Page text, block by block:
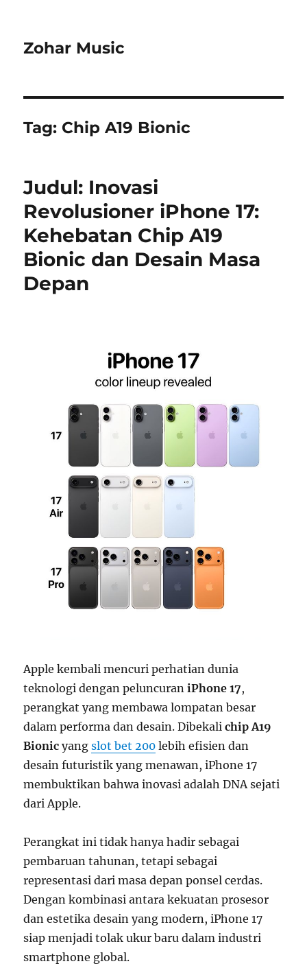
Zohar Music
Tag: Chip A19 Bionic
Judul: Inovasi
Revolusioner iPhone 17:
Kehebatan Chip A19
Bionic dan Desain Masa
Depan
Apple kembali mencuri perhatian dunia
teknologi dengan peluncuraniPhone 17,
perangkat yang membawa lompatan besar
dalam performa dan desain. Dibekalichip A19
Bionic yangslot bet 200 lebih efisien dan
desain futuristik yang menawan, iPhone 17
membuktikan bahwa inovasi adalah DNA sejati
dari Apple.
Perangkat ini tidak hanya hadir sebagai
pembaruan tahunan, tetapi sebagai
representasi dari masa depan ponsel cerdas.
Dengan kombinasi antara kekuatan prosesor
dan estetika desain yang modern, iPhone 17
siap menjadi tolak ukur baru dalam industri
smartphone global.